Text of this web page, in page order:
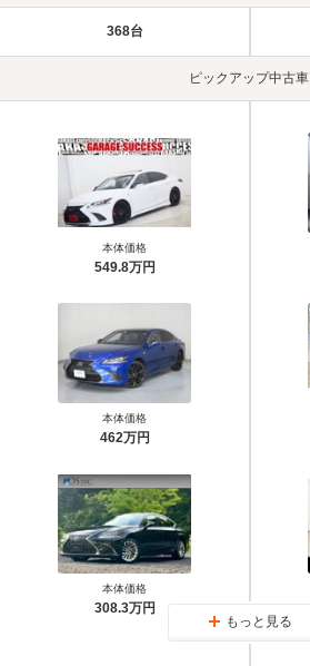
368台
ピックアップ中古車
本体価格
549.8万円
本体価格
462万円
本体価格
308.3万円
もっと見る